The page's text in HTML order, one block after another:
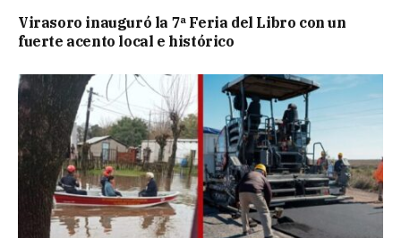
Virasoro inauguró la 7ª Feria del Libro con un
fuerte acento local e histórico